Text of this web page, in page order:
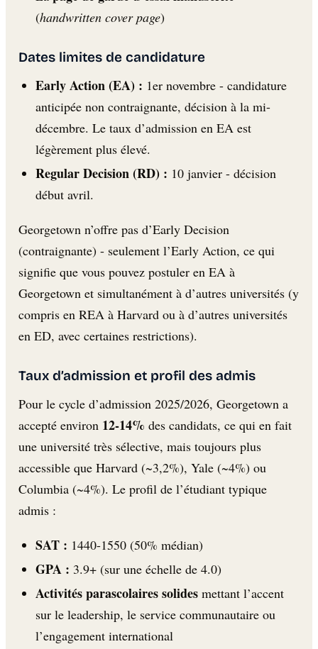
(handwritten cover page)
Dates limites de candidature
Early Action (EA) : 1er novembre - candidature
anticipée non contraignante, décision à la mi-
décembre. Le taux d’admission en EA est
légèrement plus élevé.
Regular Decision (RD) : 10 janvier - décision
début avril.
Georgetown n’offre pas d’Early Decision
(contraignante) - seulement l’Early Action, ce qui
signifie que vous pouvez postuler en EA à
Georgetown et simultanément à d’autres universités (y
compris en REA à Harvard ou à d’autres universités
en ED, avec certaines restrictions).
Taux d’admission et profil des admis
Pour le cycle d’admission 2025/2026, Georgetown a
accepté environ 12-14% des candidats, ce qui en fait
une université très sélective, mais toujours plus
accessible que Harvard (~3,2%), Yale (~4%) ou
Columbia (~4%). Le profil de l’étudiant typique
admis :
SAT : 1440-1550 (50% médian)
GPA : 3.9+ (sur une échelle de 4.0)
Activités parascolaires solidesmettant l’accent
sur le leadership, le service communautaire ou
l’engagement international